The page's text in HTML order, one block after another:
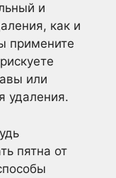
и
как и
примените
или
удаления.
пятна от